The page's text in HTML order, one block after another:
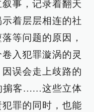
事，记录着翻天
着层层相连的社
等问题的原因，
入犯罪漩涡的灵
误会走上歧路的
掮客……这些立体
罪的同时，也能